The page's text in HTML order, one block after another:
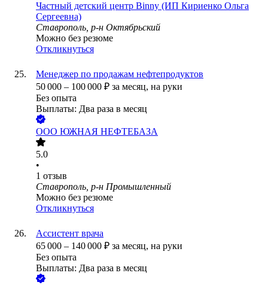
Частный детский центр Binny (ИП Кириенко Ольга
Сергеевна)
Ставрополь, р-н Октябрьский
Можно без резюме
Откликнуться
Менеджер по продажам нефтепродуктов
50 000 – 100 000 ₽ за месяц, на руки
Без опыта
Выплаты: Два раза в месяц
ООО ЮЖНАЯ НЕФТЕБАЗА
5.0
•
1 отзыв
Ставрополь, р-н Промышленный
Можно без резюме
Откликнуться
Ассистент врача
65 000 – 140 000 ₽ за месяц, на руки
Без опыта
Выплаты: Два раза в месяц